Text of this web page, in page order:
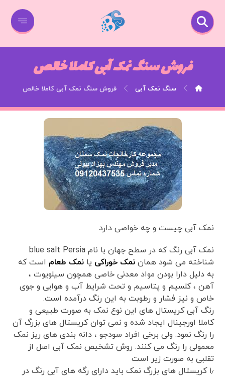
فروش سنگ نمک آبی کاملا خالص
سنگ نمک آبی فروش سنگ نمک آبی کاملا خالص
نمک آبی چیست و چه خواصی دارد
نمک آبی رنگ که در سطح جهان با نام blue salt Persia
شناخته می شود هماننمک خوراکی یانمک طعام است که
به دلیل دارا بودن مواد معدنی خاصی همچون سیلویوت ،
آهن ، کلسیم و پتاسیم و تحت شرایط آب و هوایی و جوی
خاص و نیز فشار و رطوبت به این رنگ درآمده است.
رنگ آبی کریستال های این نوع نمک به صورت طبیعی و
کاملا اورجینال ایجاد شده و نمی توان کریستال های بزرگ آن
را رنگ نمود. ولی برخی افراد سودجو ، دانه بندی های ریز نمک
معمولی را رنگ می کنند. روش تشخیص نمک آبی اصل از
تقلبی به صورت زیر است
۱٫ کریستال های بزرگ نمک باید دارای رگه های آبی رنگ در